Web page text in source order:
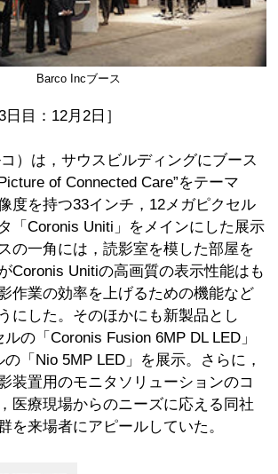
Barco Incブース
目：12月2日］
）は，サウスビルディングにブース
of Connected Care”をテーマ
度を持つ33インチ，12メガピクセル
「Coronis Uniti」をメインにした展示
の一角には，読影室を模した部屋を
Coronis Unitiの高画質の表示性能はも
作業の効率を上げるための機能など
にした。そのほかにも新製品とし
の「Coronis Fusion 6MP DL LED」
「Nio 5MP LED」を展示。さらに，
装置用のモニタソリューションのコ
医療現場からのニーズに応える同社
を来場者にアピールしていた。